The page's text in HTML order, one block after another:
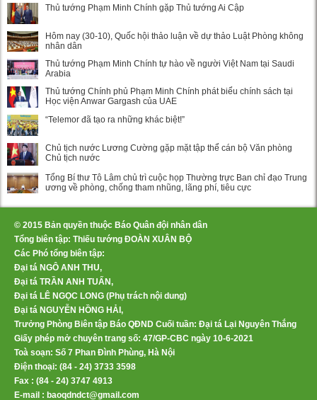
Thủ tướng Phạm Minh Chính gặp Thủ tướng Ai Cập
Hôm nay (30-10), Quốc hội thảo luận về dự thảo Luật Phòng không
nhân dân
Thủ tướng Phạm Minh Chính tự hào về người Việt Nam tại Saudi
Arabia
Thủ tướng Chính phủ Phạm Minh Chính phát biểu chính sách tại
Học viện Anwar Gargash của UAE
“Telemor đã tạo ra những khác biệt!”
Chủ tịch nước Lương Cường gặp mặt tập thể cán bộ Văn phòng
Chủ tịch nước
Tổng Bí thư Tô Lâm chủ trì cuộc họp Thường trực Ban chỉ đạo Trung
ương về phòng, chống tham nhũng, lãng phí, tiêu cực
© 2015 Bản quyền thuộc Báo Quân đội nhân dân
Tổng biên tập: Thiếu tướng ĐOÀN XUÂN BỘ
Các Phó tổng biên tập:
Đại tá NGÔ ANH THU,
Đại tá TRẦN ANH TUẤN,
Đại tá LÊ NGỌC LONG (Phụ trách nội dung)
Đại tá NGUYỄN HỒNG HẢI,
Trưởng Phòng Biên tập Báo QĐND Cuối tuần: Đại tá Lại Nguyên Thắng
Giấy phép mở chuyên trang số: 47/GP-CBC ngày 10-6-2021
Toà soạn: Số 7 Phan Đình Phùng, Hà Nội
Điện thoại: (84 - 24) 3733 3598
Fax : (84 - 24) 3747 4913
E-mail : baoqdndct@gmail.com